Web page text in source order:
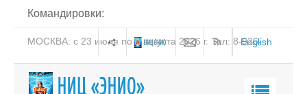
Командировки:
МОСКВА: с 23 июля по 8 августа 2026 г. Тел: 8-926-
English